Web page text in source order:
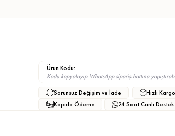
Ürün Kodu:
Kodu kopyalayıp WhatsApp sipariş hattına
Sorunsuz Değişim ve İade Hızlı Kargo
Kapıda Ödeme
24 Saat Canlı Destek